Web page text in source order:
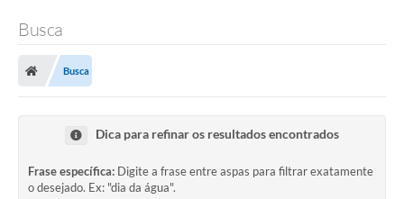
Busca
Busca
Dica para refinar os resultados encontrados
Frase específica: Digite a frase entre aspas para filtrar exatamente
o desejado. Ex: "dia da água".